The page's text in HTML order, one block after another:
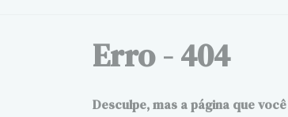
Erro - 404
Desculpe, mas a página que